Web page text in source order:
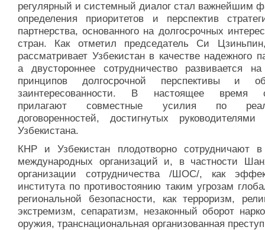
регулярный и системный диалог стал важнейшим
определения приоритетов и перспектив
партнерства, основанного на долгосрочных
стран. Как отметил председатель Си
рассматривает Узбекистан в качестве надежного
а двустороннее сотрудничество развивается
принципов долгосрочной перспективы и
заинтересованности. В настоящее время
прилагают совместные усилия по
договоренностей, достигнутых
Узбекистана.
КНР и Узбекистан плодотворно сотрудничают
международных организаций и, в частности
организации сотрудничества /ШОС/, как
института по противостоянию таким угрозам
региональной безопасности, как терроризм,
экстремизм, сепаратизм, незаконный оборот
оружия, транснациональная организованная